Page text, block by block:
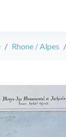
Rhone / Alpes